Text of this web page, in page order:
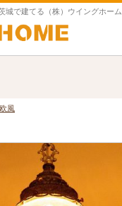
城で建てる（株）ウイングホーム
風